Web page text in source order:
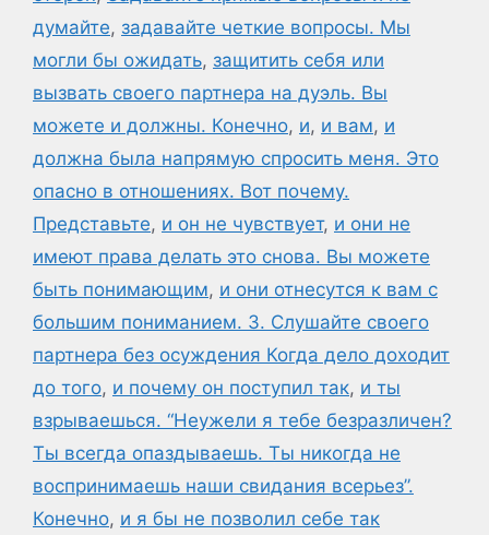
думайте, задавайте четкие вопросы. Мы
могли бы ожидать, защитить себя или
вызвать своего партнера на дуэль. Вы
можете и должны. Конечно, и, и вам, и
должна была напрямую спросить меня. Это
опасно в отношениях. Вот почему.
Представьте, и он не чувствует, и они не
имеют права делать это снова. Вы можете
быть понимающим, и они отнесутся к вам с
большим пониманием. 3. Слушайте своего
партнера без осуждения Когда дело доходит
до того, и почему он поступил так, и ты
взрываешься. “Неужели я тебе безразличен?
Ты всегда опаздываешь. Ты никогда не
воспринимаешь наши свидания всерьез”.
Конечно, и я бы не позволил себе так